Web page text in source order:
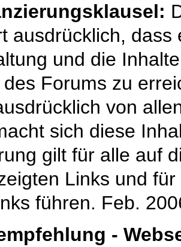
ausdrücklich,
und die
des Forums zu
von
sich diese
gilt für alle auf
Links und
führen. Feb.
-